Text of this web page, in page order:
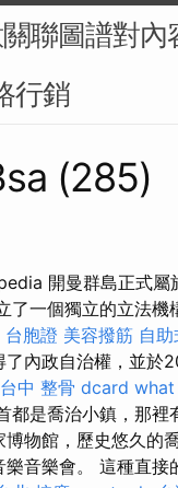
聯圖譜對內
行銷
(285)
開曼群島正式屬
了一個獨立的立法機
台胞證 美容撥筋 自
了內政自治權，並於
台中 整骨 dcard what
都是喬治小鎮，那裡
物館，歷史悠久的
音樂會。 這種直接